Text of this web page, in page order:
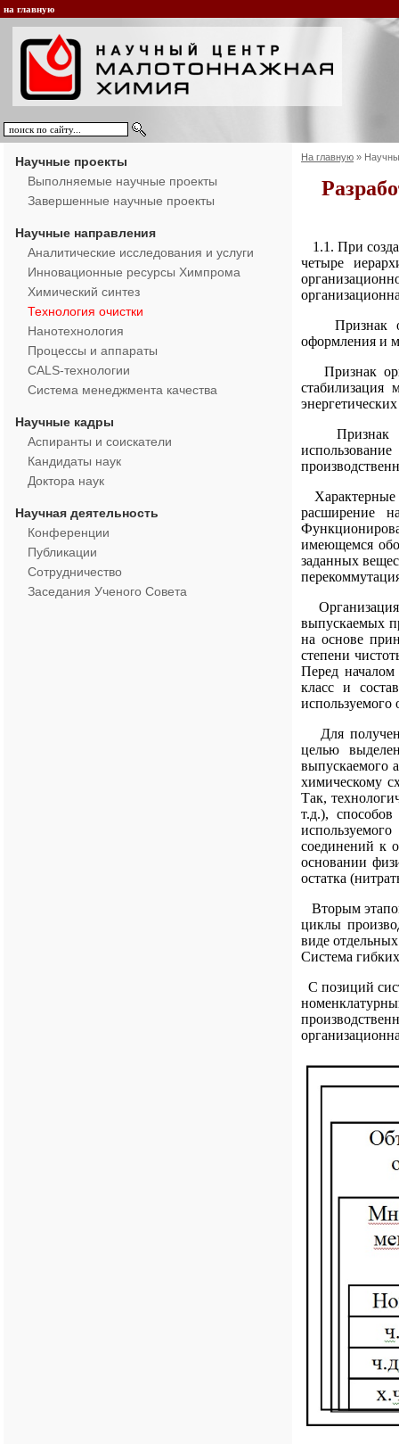
на главную
Научные проекты
Выполняемые научные проекты
Завершенные научные проекты
Научные направления
Аналитические исследования и услуги
Инновационные ресурсы Химпрома
Химический синтез
Технология очистки
Нанотехнология
Процессы и аппараты
CALS-технологии
Система менеджмента качества
Научные кадры
Аспиранты и соискатели
Кандидаты наук
Доктора наук
Научная деятельность
Конференции
Публикации
Сотрудничество
Заседания Ученого Совета
На главную »
1.1. При
четыре
Признак
оформления и
Признак
стабилизация
Признак
Характерные
расширение
имеющемся
заданных
Организация
выпускаемых
на основе
степени
Перед началом
класс и
используемого
Для
целью
выпускаемого
химическому
Так,
т.д.),
соединений к
основании
остатка
Вторым
циклы
виде
Система
С позиций